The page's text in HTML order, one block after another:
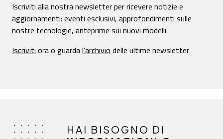
Iscriviti alla nostra newsletter per ricevere notizie e
aggiornamenti: eventi esclusivi, approfondimenti sulle
nostre tecnologie, anteprime sui nuovi modelli.
Iscriviti ora o guardal'archivio delle ultime newsletter
HAI BISOGNO DI